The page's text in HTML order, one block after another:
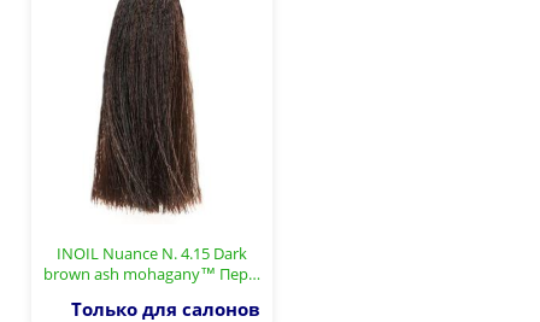
INOIL Nuance N. 4.15 Dark
brown ash mohagany™ Пер…
Только для салонов